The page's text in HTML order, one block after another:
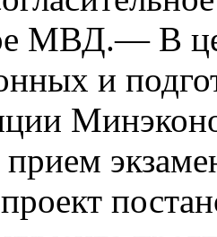
МВД.— В
и
прием